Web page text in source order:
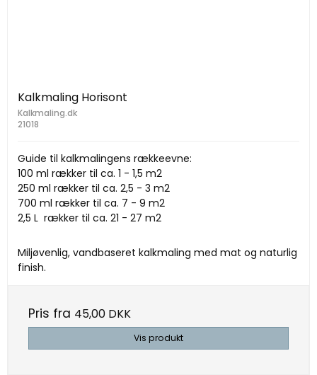
Kalkmaling Horisont
Kalkmaling.dk
21018
Guide til kalkmalingens rækkeevne:
100 ml rækker til ca. 1 - 1,5 m2
250 ml rækker til ca. 2,5 - 3 m2
700 ml rækker til ca. 7 - 9 m2
2,5 L rækker til ca. 21 - 27 m2
Miljøvenlig, vandbaseret kalkmaling med mat og naturlig
finish.
Pris fra 45,00 DKK
Vis produkt